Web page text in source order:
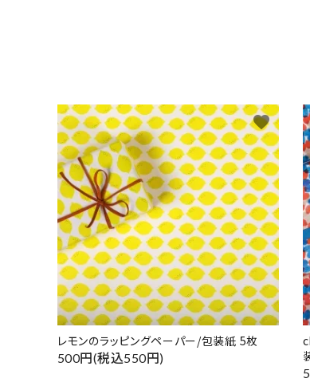
レモンのラッピングペーパー/包装紙 5枚
500円(税込550円)
favorite